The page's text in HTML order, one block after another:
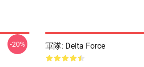
-20% 軍隊: Delta Force